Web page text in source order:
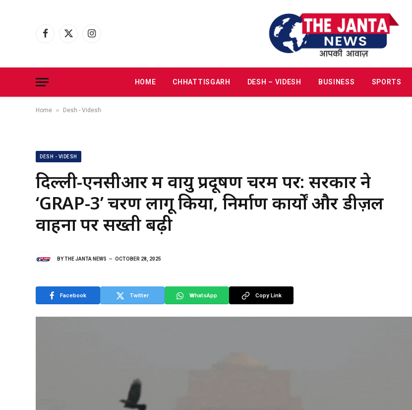
Facebook
X
Instagram
HOME CHHATTISGARH DESH – VIDESH BUSINESS SPORTS
Home » Desh - Videsh
DESH - VIDESH
दिल्ली-एनसीआर में वायु प्रदूषण चरम पर: सरकार ने
‘GRAP-3’ चरण लागू किया, निर्माण कार्यों और डीज़ल
वाहनों पर सख्ती बढ़ी
BYTHE JANTA NEWS OCTOBER 28, 2025
Facebook Twitter WhatsApp Copy Link